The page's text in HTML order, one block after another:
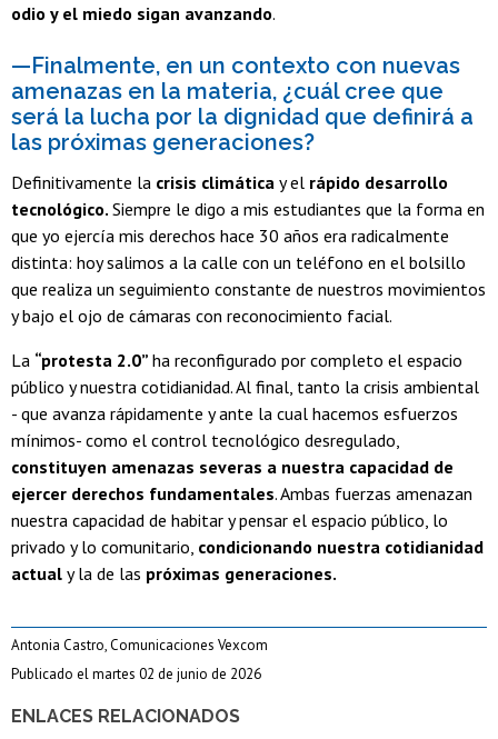
ENLACES RELACIONADOS
odio y el miedo sigan avanzando.
—Finalmente, en un contexto con nuevas
amenazas en la materia, ¿cuál cree que
será la lucha por la dignidad que definirá a
las próximas generaciones?
Definitivamente la crisis climática y el rápido desarrollo
tecnológico. Siempre le digo a mis estudiantes que la forma en
que yo ejercía mis derechos hace 30 años era radicalmente
distinta: hoy salimos a la calle con un teléfono en el bolsillo
que realiza un seguimiento constante de nuestros movimientos
y bajo el ojo de cámaras con reconocimiento facial.
La “protesta 2.0” ha reconfigurado por completo el espacio
público y nuestra cotidianidad. Al final, tanto la crisis ambiental
- que avanza rápidamente y ante la cual hacemos esfuerzos
mínimos- como el control tecnológico desregulado,
constituyen amenazas severas a nuestra capacidad de
ejercer derechos fundamentales. Ambas fuerzas amenazan
nuestra capacidad de habitar y pensar el espacio público, lo
privado y lo comunitario, condicionando nuestra cotidianidad
actual y la de las próximas generaciones.
Antonia Castro, Comunicaciones Vexcom
Publicado el martes 02 de junio de 2026